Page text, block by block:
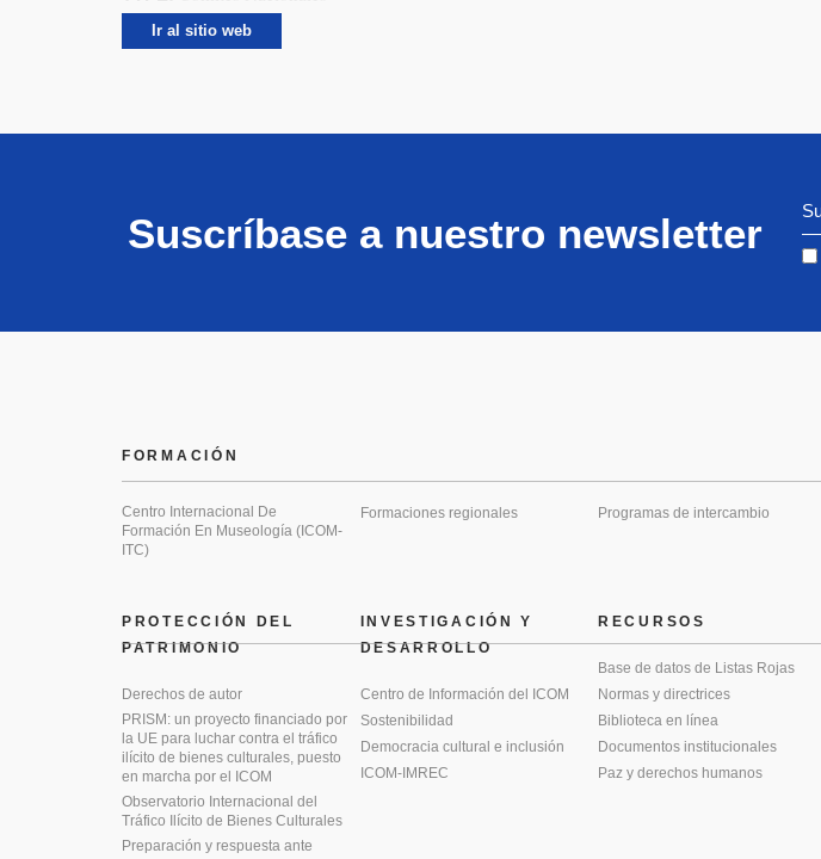
Ir al sitio web
Suscríbase a nuestro newsletter
PROTECCIÓN DEL
PATRIMONIO
Derechos de autor
PRISM: un proyecto financiado por
la UE para luchar contra el tráfico
ilícito de bienes culturales, puesto
en marcha por el ICOM
Observatorio Internacional del
Tráfico Ilícito de Bienes Culturales
Preparación y respuesta ante
FORMACIÓN
Centro Internacional De
Formación En Museología (ICOM-
ITC)
Formaciones regionales Programas de intercambio
INVESTIGACIÓN Y
DESARROLLO
Centro de Información del ICOM
Sostenibilidad
Democracia cultural e inclusión
ICOM-IMREC
RECURSOS
Base de datos de Listas Rojas
Normas y directrices
Biblioteca en línea
Documentos institucionales
Paz y derechos humanos